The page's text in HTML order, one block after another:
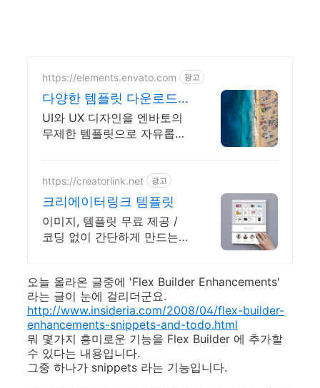
https://elements.envato.com 광고
다양한 템플릿 다운로드
트렌드를 이끄는 인기 콘
텐츠
UI와 UX 디자인을 엔바토의
무제한 템플릿으로 자유롭게
엔바토.
https://creatorlink.net 광고
크리에이터링크 템플릿
이미지, 템플릿 무료 제공 /
코딩 없이 간단하게 만드는
방법, 홈페이지 포트폴리오
오늘 올라온 글중에 'Flex Builder Enhancements'
라는 글이 눈에 걸리더군요.
http://www.insideria.com/2008/04/flex-builder-
enhancements-snippets-and-todo.html
뭐 몇가지 흥미로운 기능을 Flex Builder 에 추가할
수 있다는 내용입니다.
그중 하나가 snippets 라는 기능입니다.